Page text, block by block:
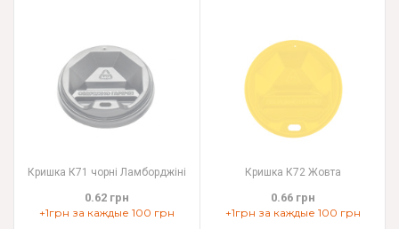
Кришка К71 чорні Ламборджіні
0.62 грн
+1грн за каждые 100 грн
Кришка К72 Жовта
0.66 грн
+1грн за каждые 100 грн